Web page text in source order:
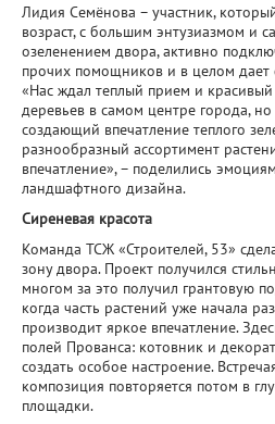
Лидия Семёнова – участник,
возраст, с большим энтузиазмом и
озеленением двора, активно
прочих помощников и в целом
«Нас ждал теплый прием и
деревьев в самом центре города,
создающий впечатление теплого
разнообразный ассортимент
впечатление», – поделились
ландшафтного дизайна.
Сиреневая красота
Команда ТСЖ «Строителей, 53»
зону двора. Проект получился
многом за это получил грантовую
когда часть растений уже начала
производит яркое впечатление.
полей Прованса: котовник и
создать особое настроение.
композиция повторяется потом в
площадки.